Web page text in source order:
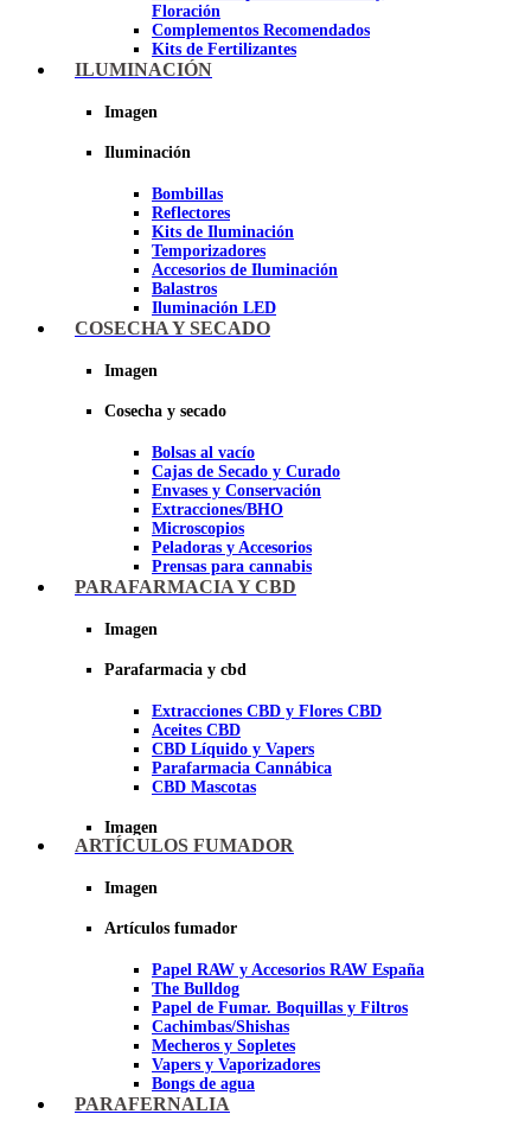
Floración
Complementos Recomendados
Kits de Fertilizantes
ILUMINACIÓN
Imagen
Iluminación
Bombillas
Reflectores
Kits de Iluminación
Temporizadores
Accesorios de Iluminación
Balastros
Iluminación LED
Iluminación LEC
COSECHA Y SECADO
Imagen
Cosecha y secado
Bolsas al vacío
Cajas de Secado y Curado
Envases y Conservación
Extracciones/BHO
Microscopios
Peladoras y Accesorios
Prensas para cannabis
Secadores de cogollos
PARAFARMACIA Y CBD
Imagen
Parafarmacia y cbd
Extracciones CBD y Flores CBD
Aceites CBD
CBD Líquido y Vapers
Parafarmacia Cannábica
CBD Mascotas
Imagen
ARTÍCULOS FUMADOR
Imagen
Artículos fumador
Papel RAW y Accesorios RAW España
The Bulldog
Papel de Fumar. Boquillas y Filtros
Cachimbas/Shishas
Mecheros y Sopletes
Vapers y Vaporizadores
Bongs de agua
Bandejas para liar
PARAFERNALIA